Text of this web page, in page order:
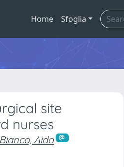
Home Sfoglia
site
nurses
Bianco, Aida